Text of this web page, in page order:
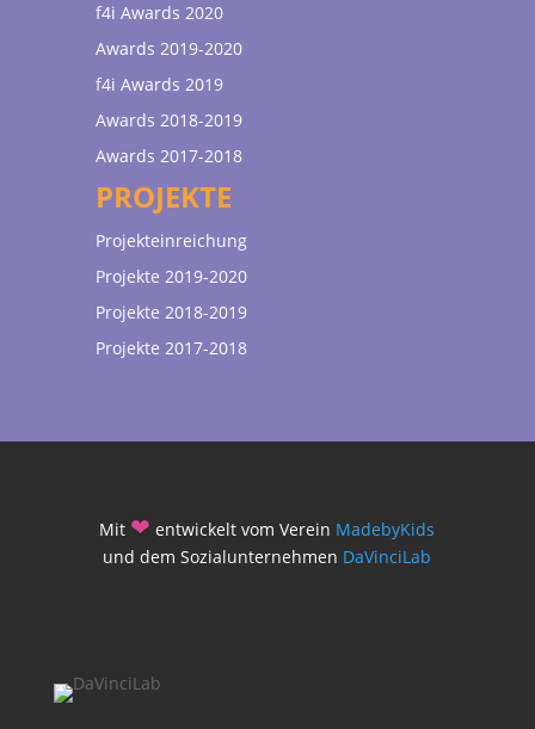
f4i Awards 2020
Awards 2019-2020
f4i Awards 2019
Awards 2018-2019
Awards 2017-2018
PROJEKTE
Projekteinreichung
Projekte 2019-2020
Projekte 2018-2019
Projekte 2017-2018
Mit ❤ entwickelt vom Verein MadebyKids
und dem Sozialunternehmen DaVinciLab